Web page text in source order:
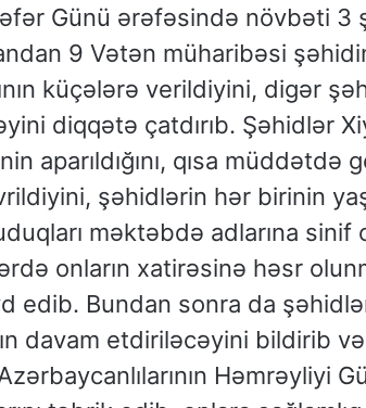
Günü ərəfəsində növbəti 3
9 Vətən müharibəsi
küçələrə verildiyini, digər
diqqətə çatdırıb. Şəhidlər
aparıldığını, qısa müddətdə
şəhidlərin hər birinin
məktəbdə adlarına sinif
onların xatirəsinə həsr
edib. Bundan sonra da
davam etdiriləcəyini bildirib
Həmrəyliyi